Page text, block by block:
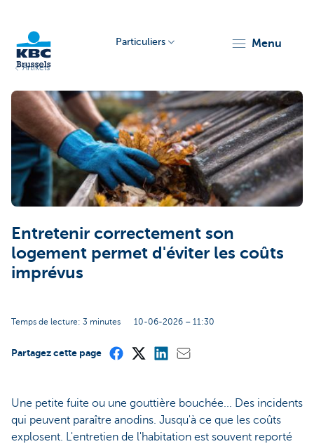
Brussels
Particuliers menu
Artikels
Entretenir correctement son
logement permet d'éviter les coûts
imprévus
Temps de lecture: 3 minutes 10-06-2026 – 11:30
Partagez cette page
Une petite fuite ou une gouttière bouchée... Des incidents
qui peuvent paraître anodins. Jusqu'à ce que les coûts
explosent. L'entretien de l'habitation est souvent reporté